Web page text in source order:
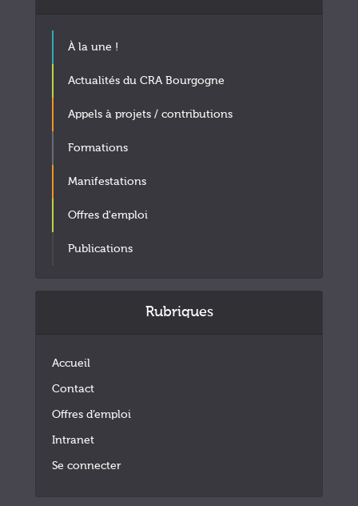
À la une !
Actualités du CRA Bourgogne
Appels à projets / contributions
Formations
Manifestations
Offres d'emploi
Publications
Rubriques
Accueil
Contact
Offres d’emploi
Intranet
Se connecter